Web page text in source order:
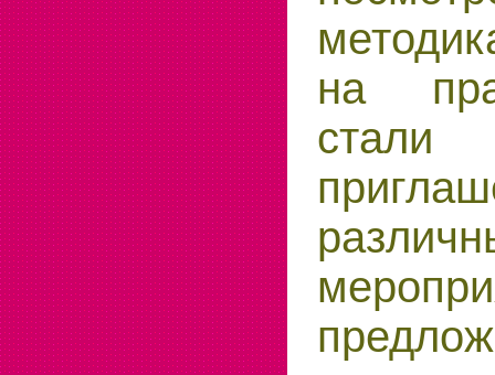
на
стали